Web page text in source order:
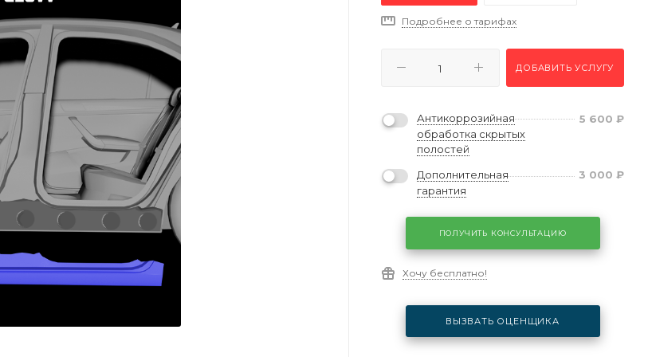
Подробнее о тарифах
ДОБАВИТЬ УСЛУГУ
Антикоррозийная
обработка скрытых
полостей
5 600 ₽
Дополнительная
гарантия
3 000 ₽
ПОЛУЧИТЬ КОНСУЛЬТАЦИЮ
Хочу бесплатно!
ВЫЗВАТЬ ОЦЕНЩИКА